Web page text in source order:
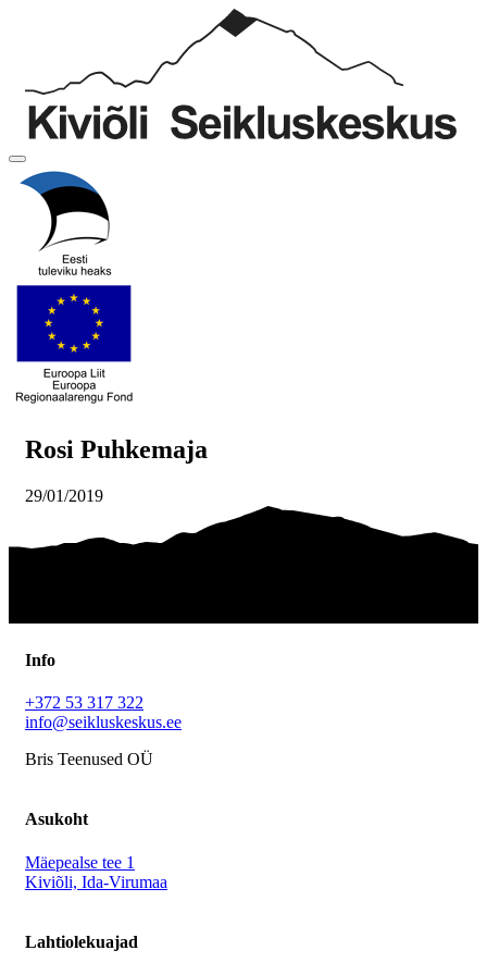
Rosi Puhkemaja
29/01/2019
Info
+372 53 317 322
info@seikluskeskus.ee
Bris Teenused OÜ
Asukoht
Mäepealse tee 1
Kiviõli, Ida-Virumaa
Lahtiolekuajad